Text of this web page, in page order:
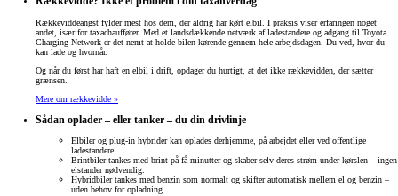
Rækkeviddeangst fylder mest hos dem, der aldrig har kørt elbil. I praksis viser erfaringen noget
andet, især for taxachauffører. Med et landsdækkende netværk af ladestandere og adgang til Toyota
Charging Network er det nemt at holde bilen kørende gennem hele arbejdsdagen. Du ved, hvor du
kan lade og hvornår.
Og når du først har haft en elbil i drift, opdager du hurtigt, at det ikke rækkevidden, der sætter
grænsen.
Mere om rækkevidde »
Sådan oplader – eller tanker – du din drivlinje
Elbiler og plug-in hybrider kan oplades derhjemme, på arbejdet eller ved offentlige
ladestandere.
Brintbiler tankes med brint på få minutter og skaber selv deres strøm under kørslen – ingen
elstander nødvendig.
Hybridbiler tankes med benzin som normalt og skifter automatisk mellem el og benzin –
uden behov for opladning.